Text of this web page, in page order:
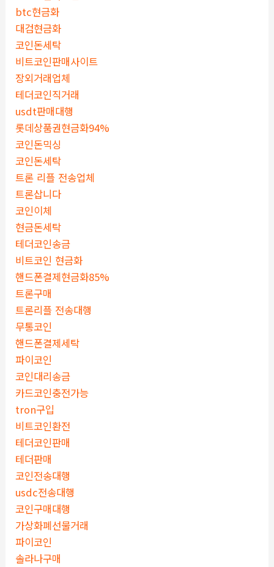
btc현금화
대검현금화
코인돈세탁
비트코인판매사이트
장외거래업체
테더코인직거래
usdt판매대행
롯데상품권현금화94%
코인돈믹싱
코인돈세탁
트론 리플 전송업체
트론삽니다
코인이체
현금돈세탁
테더코인송금
비트코인 현금화
핸드폰결제현금화85%
트론구매
트론리플 전송대행
무통코인
핸드폰결제세탁
파이코인
코인대리송금
카드코인충전가능
tron구입
비트코인환전
테더코인판매
테더판매
코인전송대행
usdc전송대행
코인구매대행
가상화폐선물거래
파이코인
솔라나구매